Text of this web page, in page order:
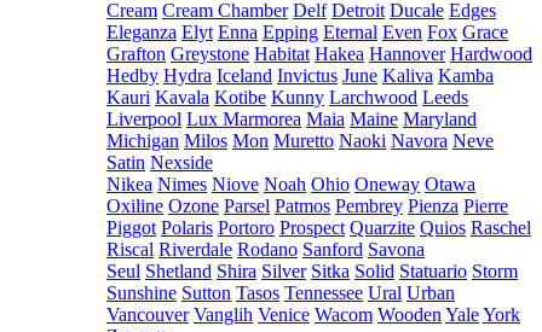
Cream Cream Chamber Delf Detroit Ducale Edges
Eleganza Elyt Enna Epping Eternal Even Fox Grace
Grafton Greystone Habitat Hakea Hannover Hardwood
Hedby Hydra Iceland Invictus June Kaliva Kamba
Kauri Kavala Kotibe Kunny Larchwood Leeds
Liverpool Lux Marmorea Maia Maine Maryland
Michigan Milos Mon Muretto Naoki Navora Neve
Satin Nexside
Nikea Nimes Niove Noah Ohio Oneway Otawa
Oxiline Ozone Parsel Patmos Pembrey Pienza Pierre
Piggot Polaris Portoro Prospect Quarzite Quios Raschel
Riscal Riverdale Rodano Sanford Savona
Seul Shetland Shira Silver Sitka Solid Statuario Storm
Sunshine Sutton Tasos Tennessee Ural Urban
Vancouver Vanglih Venice Wacom Wooden YaleYork